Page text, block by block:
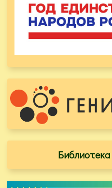
Библиотека